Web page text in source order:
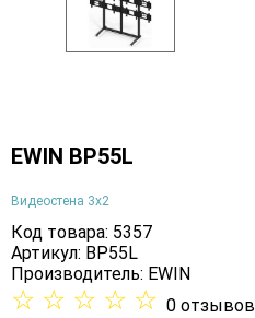
EWIN BP55L
Видеостена 3х2
Код товара: 5357
Артикул: BP55L
Производитель: EWIN
☆ ☆ ☆ ☆ ☆ 0 отзывов